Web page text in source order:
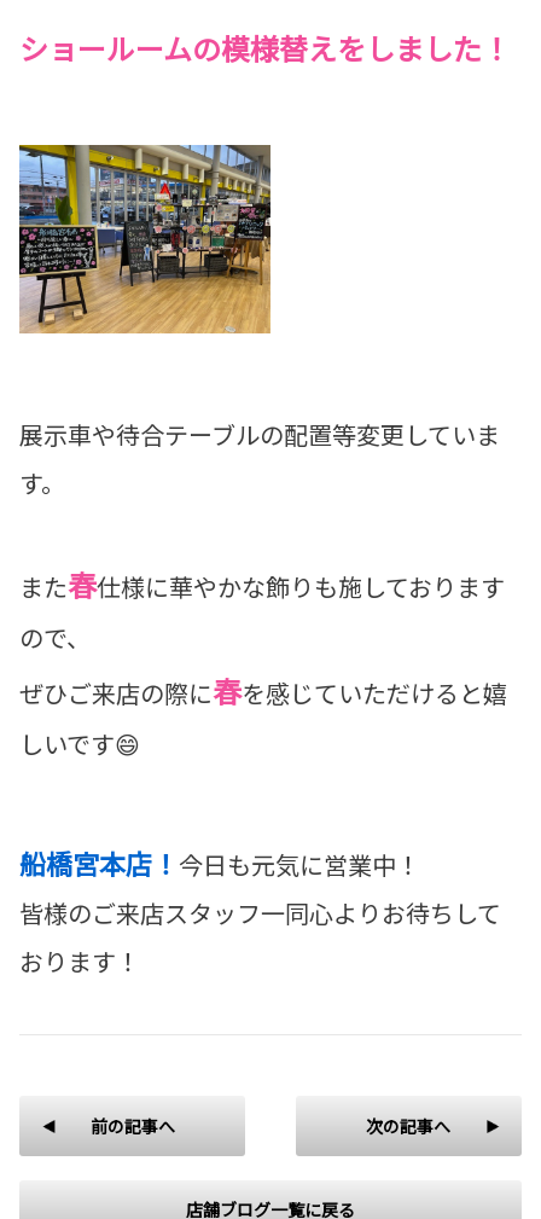
ショールームの模様替えをしました！
展示車や待合テーブルの配置等変更していま
す。
また春仕様に華やかな飾りも施しております
ので、
ぜひご来店の際に春を感じていただけると嬉
しいです😄
船橋宮本店！ 今日も元気に営業中！
皆様のご来店スタッフ一同心よりお待ちして
おります！
前の記事へ
店舗ブログ一覧に戻る
次の記事へ